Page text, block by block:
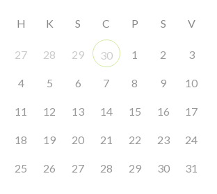
H K S C P S V
27 28 29 30 1 2 3
4 5 6 7 8 9 10
11 12 13 14 15 16 17
18 19 20 21 22 23 24
25 26 27 28 29 30 31